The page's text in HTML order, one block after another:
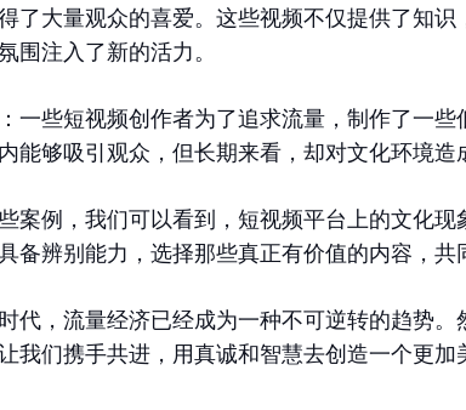
了大量观众的喜爱。这些视频不仅提供了知
围注入了新的活力。
一些短视频创作者为了追求流量，制作了一
能够吸引观众，但长期来看，却对文化环境造
案例，我们可以看到，短视频平台上的文化
备辨别能力，选择那些真正有价值的内容，共
代，流量经济已经成为一种不可逆转的趋势
我们携手共进，用真诚和智慧去创造一个更加